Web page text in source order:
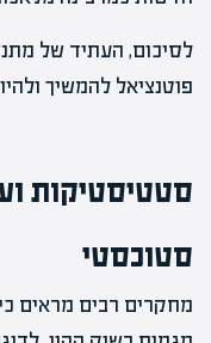
לסיכום, העתיד של
פוטנציאל להמשיך
סטטיסטיקות
סטוכסטי
מחקרים רבים מראים